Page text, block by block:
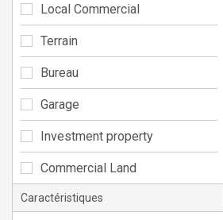
Local Commercial
Terrain
Bureau
Garage
Investment property
Commercial Land
Caractéristiques